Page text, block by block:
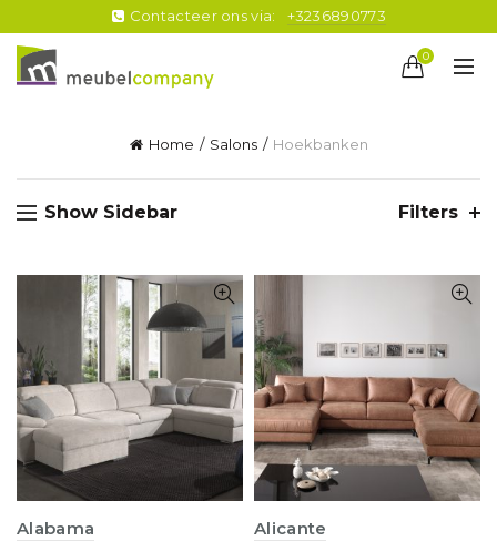
Contacteer ons via: +3236890773
0
Home Salons Hoekbanken
Show Sidebar Filters
Alabama Alicante